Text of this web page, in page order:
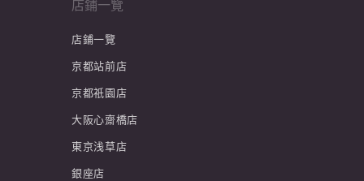
店鋪一覽
店鋪一覽
京都站前店
京都祇園店
大阪心齋橋店
東京浅草店
銀座店